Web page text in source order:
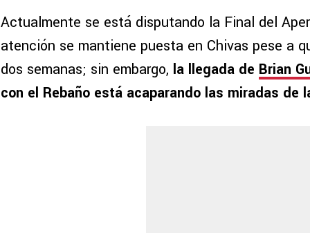
Actualmente se está disputando la Final del
atención se mantiene puesta en Chivas pese a
dos semanas; sin embargo, la llegada de Brian
con el Rebaño está acaparando las miradas de